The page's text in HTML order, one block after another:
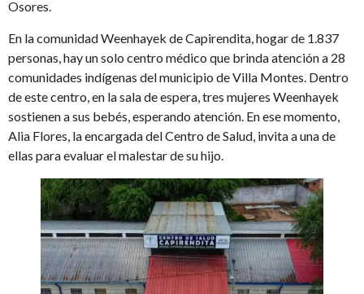
Osores.
En la comunidad Weenhayek de Capirendita, hogar de 1.837
personas, hay un solo centro médico que brinda atención a 28
comunidades indígenas del municipio de Villa Montes. Dentro
de este centro, en la sala de espera, tres mujeres Weenhayek
sostienen a sus bebés, esperando atención. En ese momento,
Alia Flores, la encargada del Centro de Salud, invita a una de
ellas para evaluar el malestar de su hijo.